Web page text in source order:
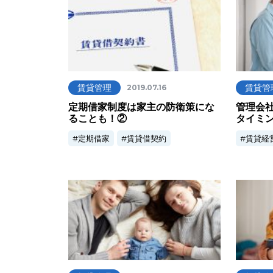
賃貸管理 2019.07.16
定期借家制度は家主の防衛策にな
ることも！②
定期借家 賃貸借契約
賃貸管
管理会
タイミ
賃貸経